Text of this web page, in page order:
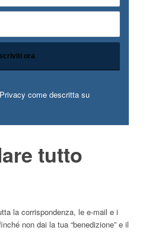
come descritta su
tutto
la corrispondenza, le e-mail e i
non dai la tua “benedizione” e il